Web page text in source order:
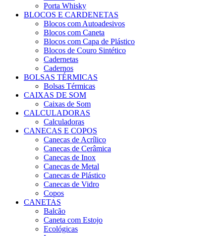
Porta Whisky
BLOCOS E CARDENETAS
Blocos com Autoadesivos
Blocos com Caneta
Blocos com Capa de Plástico
Blocos de Couro Sintético
Cadernetas
Cadernos
BOLSAS TÉRMICAS
Bolsas Térmicas
CAIXAS DE SOM
Caixas de Som
CALCULADORAS
Calculadoras
CANECAS E COPOS
Canecas de Acrílico
Canecas de Cerâmica
Canecas de Inox
Canecas de Metal
Canecas de Plástico
Canecas de Vidro
Copos
CANETAS
Balcão
Caneta com Estojo
Ecológicas